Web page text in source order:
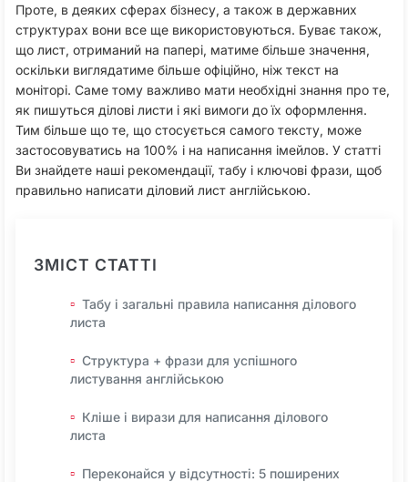
Проте, в деяких сферах бізнесу, а також в державних
структурах вони все ще використовуються. Буває також,
що лист, отриманий на папері, матиме більше значення,
оскільки виглядатиме більше офіційно, ніж текст на
моніторі. Саме тому важливо мати необхідні знання про те,
як пишуться ділові листи і які вимоги до їх оформлення.
Тим більше що те, що стосується самого тексту, може
застосовуватись на 100% і на написання імейлов. У статті
Ви знайдете наші рекомендації, табу і ключові фрази, щоб
правильно написати діловий лист англійською.
ЗМІСТ СТАТТІ
Табу і загальні правила написання ділового
листа
Структура + фрази для успішного
листування англійською
Кліше і вирази для написання ділового
листа
Переконайся у відсутності: 5 поширених